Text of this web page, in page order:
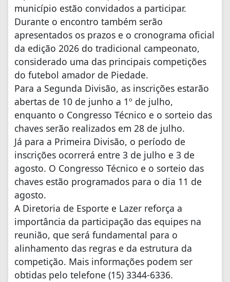
município estão convidados a participar.
Durante o encontro também serão
apresentados os prazos e o cronograma oficial
da edição 2026 do tradicional campeonato,
considerado uma das principais competições
do futebol amador de Piedade.
Para a Segunda Divisão, as inscrições estarão
abertas de 10 de junho a 1º de julho,
enquanto o Congresso Técnico e o sorteio das
chaves serão realizados em 28 de julho.
Já para a Primeira Divisão, o período de
inscrições ocorrerá entre 3 de julho e 3 de
agosto. O Congresso Técnico e o sorteio das
chaves estão programados para o dia 11 de
agosto.
A Diretoria de Esporte e Lazer reforça a
importância da participação das equipes na
reunião, que será fundamental para o
alinhamento das regras e da estrutura da
competição. Mais informações podem ser
obtidas pelo telefone (15) 3344-6336.